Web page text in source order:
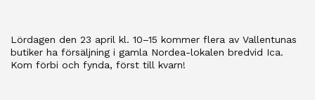
Lördagen den 23 april kl. 10–15 kommer flera av Vallentunas
butiker ha försäljning i gamla Nordea-lokalen bredvid Ica.
Kom förbi och fynda, först till kvarn!